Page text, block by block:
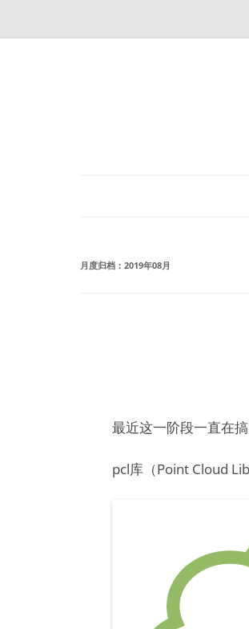
月度归档： 2019年08月
最近这一阶段一直在
pcl库（Point Cloud